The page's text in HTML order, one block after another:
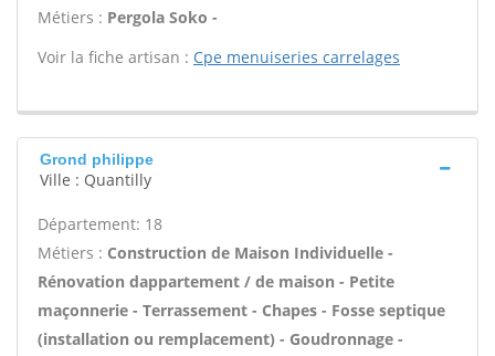
Métiers : Pergola Soko -
Voir la fiche artisan : Cpe menuiseries carrelages
Grond philippe
Ville : Quantilly
Département: 18
Métiers : Construction de Maison Individuelle -
Rénovation dappartement / de maison - Petite
maçonnerie - Terrassement - Chapes - Fosse septique
(installation ou remplacement) - Goudronnage -